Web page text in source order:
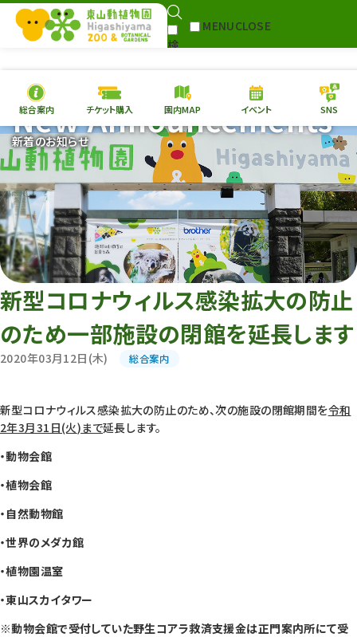
検
MENUCLOSE
本日の開園情報 チケ
園内MAP イベント
総合案内
動物園 植物園
再生プラン
東山動植物園
への支援
環境教育
サイトマップ
総合案内 チケット購入 園内MAP イベント SNS
新着のお知らせ
New Announcements
新型コロナウィルス感染拡大の防止
のため一部施設の閉館を延長します
2020年03月12日(木) 総合案内
新型コロナウィルス感染拡大の防止のため、次の施設の閉館期間を令和
2年3月31日(火)まで延長します。
・動物会館
・植物会館
・自然動物館
・世界のメダカ館
・植物園温室
・東山スカイタワー
※動物会館で受付していた野生コアラ救済支援金は正門案内所にて受